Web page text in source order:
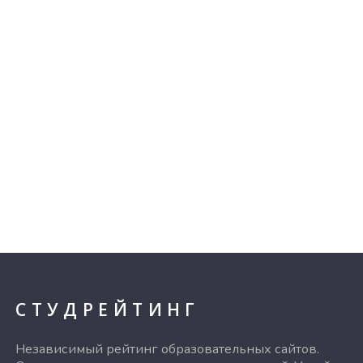
СТУДРЕЙТИНГ
Независимый рейтинг образовательных сайтов.